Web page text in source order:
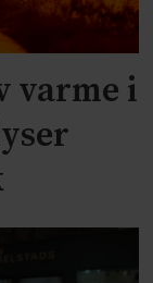
varme i